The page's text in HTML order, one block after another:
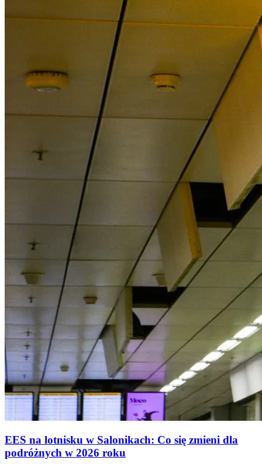
EES na lotnisku w Salonikach: Co się zmieni dla
podróżnych w 2026 roku